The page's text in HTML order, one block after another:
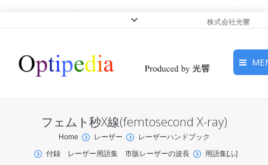
株式会社光響
ピックアップ
光基礎・光源
フェムト秒X線(femtosecond X-ray)
You are here:
Home レーザー
レーザーハンドブック
付録 レーザー用語集 市販レーザーの波長
用語集[ふ]